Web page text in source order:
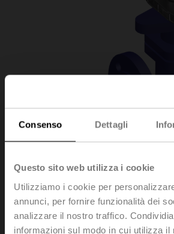
Consenso Dettagli
Questo sito web utilizza i cookie
Utilizziamo i cookie per
annunci, per fornire funzionalità dei
analizzare il nostro traffico.
informazioni sul modo in cui utilizza il
H6025X10-
S2+NVK24A-